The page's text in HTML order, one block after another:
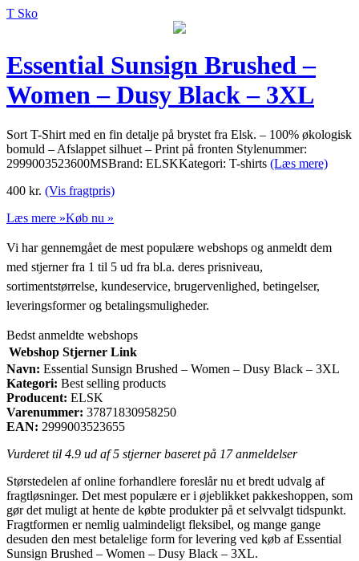
T Sko
Essential Sunsign Brushed –
Women – Dusy Black – 3XL
Sort T-Shirt med en fin detalje på brystet fra Elsk. – 100% økologisk
bomuld – Afslappet silhuet – Print på fronten Stylenummer:
2999003523600MSBrand: ELSKKategori: T-shirts (Læs mere)
400 kr. (Vis fragtpris)
Læs mere »Køb nu »
Vi har gennemgået de mest populære webshops og anmeldt dem
med stjerner fra 1 til 5 ud fra bl.a. deres prisniveau,
sortimentstørrelse, kundeservice, brugervenlighed, betingelser,
leveringsformer og betalingsmuligheder.
Bedst anmeldte webshops
Webshop Stjerner Link
Navn: Essential Sunsign Brushed – Women – Dusy Black – 3XL
Kategori: Best selling products
Producent: ELSK
Varenummer: 37871830958250
EAN: 2999003523655
Vurderet til 4.9 ud af 5 stjerner baseret på 17anmeldelser
Størstedelen af online forhandlere foreslår nu et bredt udvalg af
fragtløsninger. Det mest populære er i øjeblikket pakkeshoppen, som
gør det muligt at hente de købte produkter på et selvvalgt tidspunkt.
Fragtformen er nemlig ualmindeligt fleksibel, og mange gange
desuden den mest betalelige form for levering ved køb af Essential
Sunsign Brushed – Women – Dusy Black – 3XL.